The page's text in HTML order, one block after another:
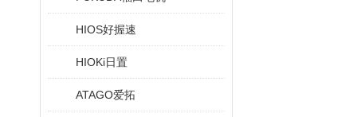
HIOS好握速
HIOKi日置
ATAGO爱拓